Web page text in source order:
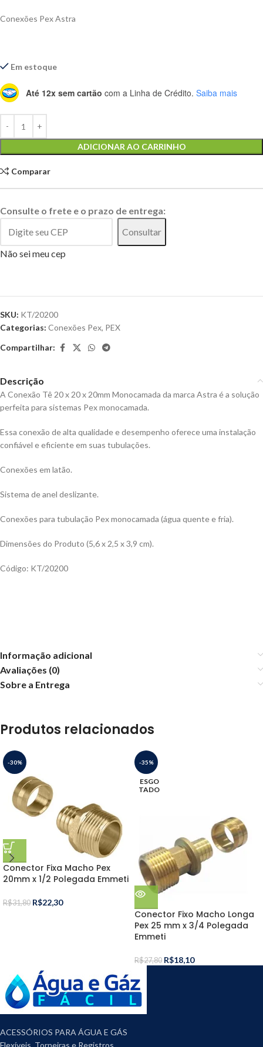
Conexões Pex Astra
Em estoque
Até 12x sem cartão com a Linha de Crédito. Saiba mais
ADICIONAR AO CARRINHO
Comparar
Consulte o frete e o prazo de entrega:
Consultar
Não sei meu cep
SKU: KT/20200
Categorias: Conexões Pex, PEX
Compartilhar:
Descrição
A Conexão Tê 20 x 20 x 20mm Monocamada da marca Astra é a solução
perfeita para sistemas Pex monocamada.
Essa conexão de alta qualidade e desempenho oferece uma instalação
confiável e eficiente em suas tubulações.
Conexões em latão.
Sistema de anel deslizante.
Conexões para tubulação Pex monocamada (água quente e fria).
Dimensões do Produto (5,6 x 2,5 x 3,9 cm).
Código: KT/20200
Informação adicional
Avaliações (0)
Sobre a Entrega
Produtos relacionados
-30%
Conector Fixa Macho Pex
20mm x 1/2 Polegada Emmeti
R$31,80 R$22,30
-35%
ESGO
TADO
Conector Fixo Macho Longa
Pex 25 mm x 3/4 Polegada
Emmeti
R$27,80 R$18,10
ACESSÓRIOS PARA ÁGUA E GÁS
Flexíveis, Torneiras e Registros